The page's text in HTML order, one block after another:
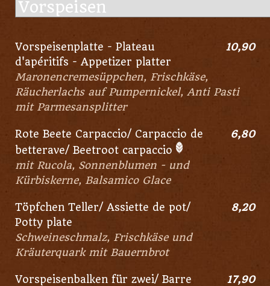
Vorspeisenplatte - Plateau
d'apéritifs - Appetizer platter
10,90
Maronencremesüppchen, Frischkäse,
Räucherlachs auf Pumpernickel, Anti Pasti
mit Parmesansplitter
Rote Beete Carpaccio/ Carpaccio de
betterave/ Beetroot carpaccio
6,80
mit Rucola, Sonnenblumen - und
Kürbiskerne, Balsamico Glace
Töpfchen Teller/ Assiette de pot/
Potty plate
8,20
Schweineschmalz, Frischkäse und
Kräuterquark mit Bauernbrot
Vorspeisenbalken für zwei/ Barre
17,90